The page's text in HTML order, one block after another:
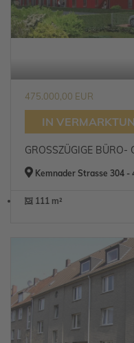
475.000,00 EUR
IN
GROSSZÜGIGE BÜRO-
Kemnader Strasse 304 -
111 m²